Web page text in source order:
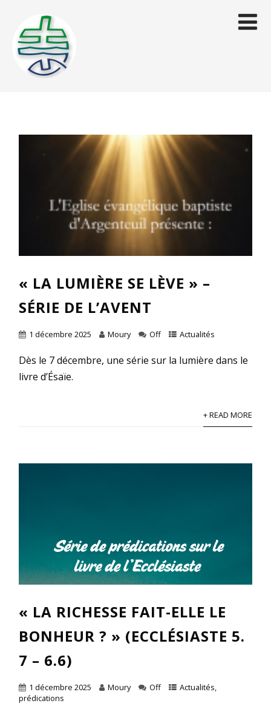
« LA LUMIÈRE SE LÈVE » –
SÉRIE DE L’AVENT
1 décembre 2025 Moury Off Actualités
Dès le 7 décembre, une série sur la lumière dans le
livre d’Ésaïe.
+ READ MORE
« LA RICHESSE FAIT-ELLE LE
BONHEUR ? » (ECCLÉSIASTE 5.
7 – 6.6)
1 décembre 2025 Moury Off Actualités,
prédications